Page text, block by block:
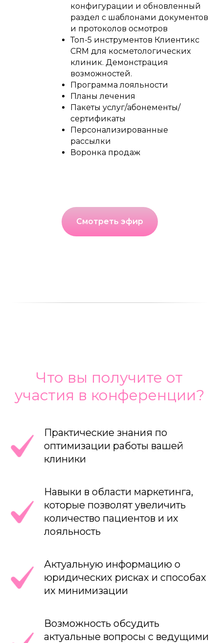
конфигурации и обновленный
раздел с шаблонами документов
и протоколов осмотров
Топ-5 инструментов Клиентикс
CRM для косметологических
клиник. Демонстрация
возможностей.
Программа лояльности
Планы лечения
Пакеты услуг/абонементы/
сертификаты
Персонализированные
рассылки
Воронка продаж
Смотреть эфир
Что вы получите от
участия в конференции?
Практические знания по
оптимизации работы вашей
клиники
Навыки в области маркетинга,
которые позволят увеличить
количество пациентов и их
лояльность
Актуальную информацию о
юридических рисках и способах
их минимизации
Возможность обсудить
актуальные вопросы с ведущими